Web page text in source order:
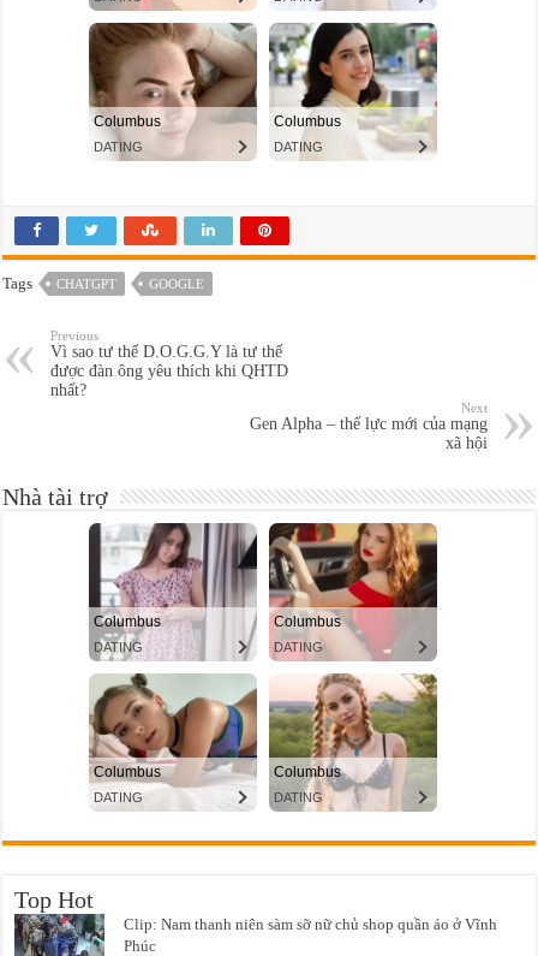
Tags CHATGPT GOOGLE
Previous
Vì sao tư thế D.O.G.G.Y là tư thế
được đàn ông yêu thích khi QHTD
nhất?
Next
Gen Alpha – thế lực mới của mạng
xã hội
Nhà tài trợ
Top Hot
Clip: Nam thanh niên sàm sỡ nữ chủ shop quần áo ở Vĩnh
Phúc